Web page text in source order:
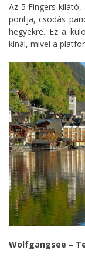
Az 5 Fingers
pontja, csodás
hegyekre. Ez a
kínál, mivel a
Wolfgangsee –